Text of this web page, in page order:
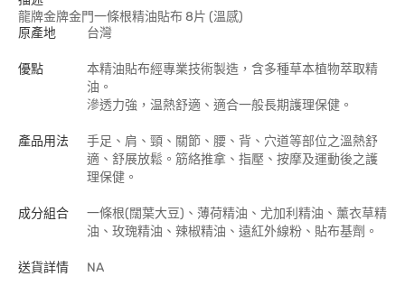
龍牌金牌金門一條根精油貼布 8片 (溫感)
原產地
台灣
優點
本精油貼布經專業技術製造，含多種草本植物萃取精
油。
滲透力強，温熱舒適、適合一般長期護理保健。
產品用法
手足、肩、頸、關節、腰、背、穴道等部位之溫熱舒
適、舒展放鬆。筋絡推拿、指壓、按摩及運動後之護
理保健。
成分組合
一條根(闊葉大豆)、薄荷精油、尤加利精油、薰衣草精
油、玫瑰精油、辣椒精油、遠紅外線粉、貼布基劑。
送貨詳情 NA